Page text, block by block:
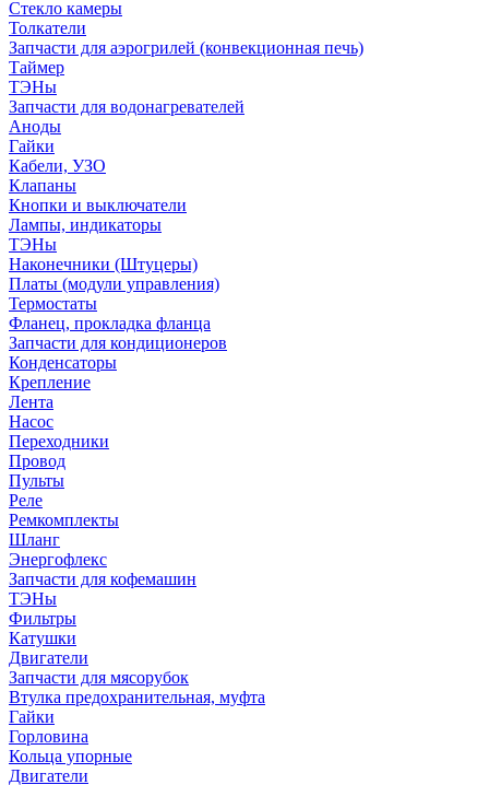
Стекло камеры
Толкатели
Запчасти для аэрогрилей (конвекционная печь)
Таймер
ТЭНы
Запчасти для водонагревателей
Аноды
Гайки
Кабели, УЗО
Клапаны
Кнопки и выключатели
Лампы, индикаторы
ТЭНы
Наконечники (Штуцеры)
Платы (модули управления)
Термостаты
Фланец, прокладка фланца
Запчасти для кондиционеров
Конденсаторы
Крепление
Лента
Насос
Переходники
Провод
Пульты
Реле
Ремкомплекты
Шланг
Энергофлекс
Запчасти для кофемашин
ТЭНы
Фильтры
Катушки
Двигатели
Запчасти для мясорубок
Втулка предохранительная, муфта
Гайки
Горловина
Кольца упорные
Двигатели